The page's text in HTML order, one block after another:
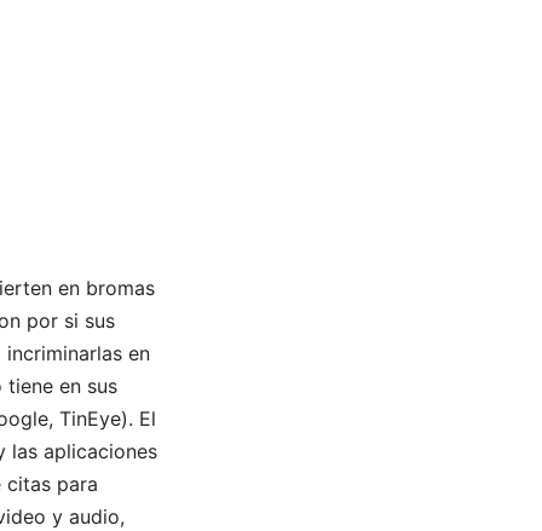
en bromas
por si sus
en
en sus
TinEye). El
las aplicaciones
citas para
y audio,